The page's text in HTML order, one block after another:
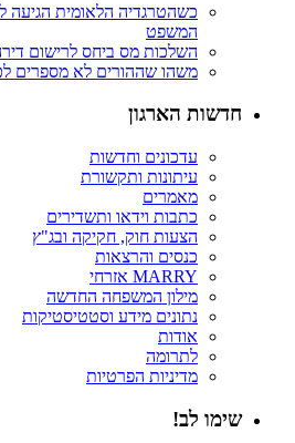
כשהטרגדיה הלאומית
המשפט
השלכות מס ביחס לרישום
משהו שההורים לא מספרים
חדשות הארגון
עדכונים וחדשות
עיתונות ותקשורת
מאמרים
כתבות וידאו ותשדירים
הצעות חוק, חקיקה ובג"ץ
כנסים והרצאות
MARRY אזרחי
מילון המשפחה החדשה
נתונים מידע וסטטיסטיקות
אודות
לתרומה
מדיניות הפרטיות
שימו לב!